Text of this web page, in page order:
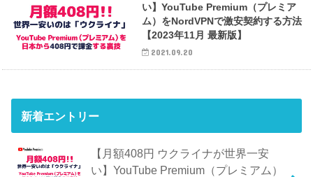
い】YouTube Premium（プレミア
ム）をNordVPNで激安契約する方法
【2023年11月 最新版】
2021.09.20
新着エントリー
【月額408円 ウクライナが世界一安
い】YouTube Premium（プレミアム）